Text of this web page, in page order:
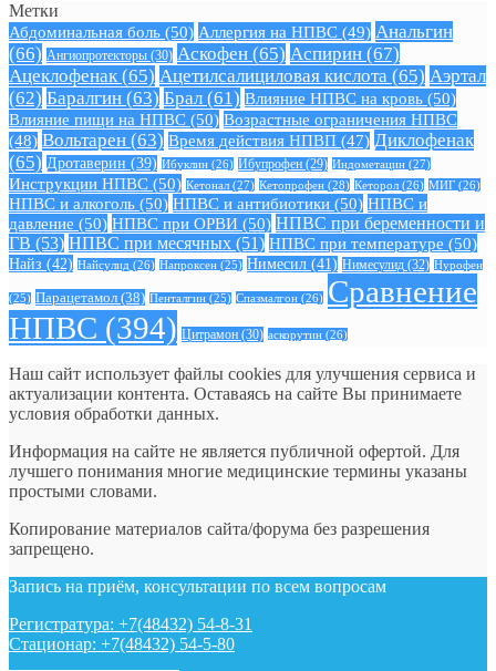
Метки
Абдоминальная боль (50) Аллергия на НПВС (49) Анальгин
(66) Ангиопротекторы (30) Аскофен (65) Аспирин (67)
Ацеклофенак (65) Ацетилсалициловая кислота (65) Аэртал
(62) Баралгин (63) Брал (61) Влияние НПВС на кровь (50)
Влияние пищи на НПВС (50) Возрастные ограничения НПВС
(48) Вольтарен (63) Время действия НПВП (47) Диклофенак
(65) Дротаверин (39) Ибуклин (26) Ибупрофен (29) Индометацин (27)
Инструкции НПВС (50) Кетонал (27) Кетопрофен (28) Кеторол (26) МИГ (26)
НПВС и алкоголь (50) НПВС и антибиотики (50) НПВС и
давление (50) НПВС при ОРВИ (50) НПВС при беременности и
ГВ (53) НПВС при месячных (51) НПВС при температуре (50)
Найз (42) Найсулид (26) Напроксен (25) Нимесил (41) Нимесулид (32) Нурофен
(25) Парацетамол (38) Пенталгин (25) Спазмалгон (26) Сравнение
НПВС (394) Цитрамон (30) аскорутин (26)
Наш сайт использует файлы cookies для улучшения сервиса и
актуализации контента. Оставаясь на сайте Вы принимаете
условия обработки данных.
Информация на сайте не является публичной офертой. Для
лучшего понимания многие медицинские термины указаны
простыми словами.
Копирование материалов сайта/форума без разрешения
запрещено.
Запись на приём, консультации по всем вопросам
Регистратура: +7(48432) 54-8-31
Стационар: +7(48432) 54-5-80